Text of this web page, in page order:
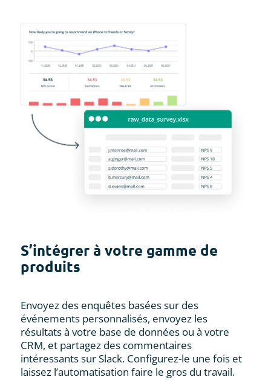
S’intégrer à votre gamme de
produits
Envoyez des enquêtes basées sur des
événements personnalisés, envoyez les
résultats à votre base de données ou à votre
CRM, et partagez des commentaires
intéressants sur Slack. Configurez-le une fois et
laissez l’automatisation faire le gros du travail.